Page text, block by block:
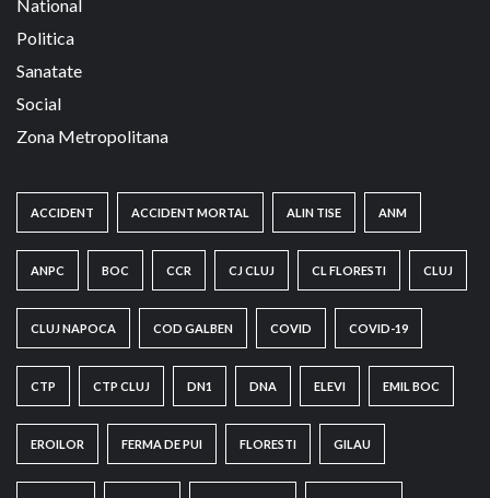
National
Politica
Sanatate
Social
Zona Metropolitana
ACCIDENT ACCIDENT MORTAL ALIN TISE ANM
ANPC BOC CCR CJ CLUJ CL FLORESTI CLUJ
CLUJ NAPOCA COD GALBEN COVID COVID-19
CTP CTP CLUJ DN1 DNA ELEVI EMIL BOC
EROILOR FERMA DE PUI FLORESTI GILAU